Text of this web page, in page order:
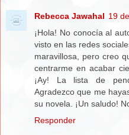
Rebecca Jawahal 19
¡Hola! No conocía al
visto en las redes
maravillosa, pero creo
centrarme en acabar
¡Ay! La lista de
Agradezco que me
su novela. ¡Un saludo!
Responder